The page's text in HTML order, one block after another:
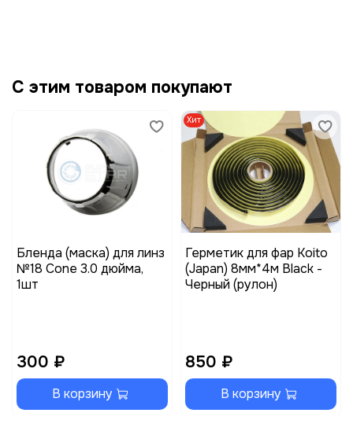
С этим товаром покупают
Бленда (маска) для линз
№18 Cone 3.0 дюйма,
1шт
300 ₽
В корзину
Хит
Герметик для фар Koito
(Japan) 8мм*4м Black -
Черный (рулон)
850 ₽
В корзину